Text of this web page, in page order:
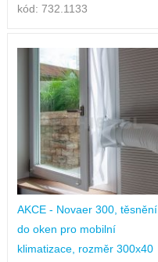
kód: 732.1133
AKCE - Novaer 300, těsnění
do oken pro mobilní
klimatizace, rozměr 300x40